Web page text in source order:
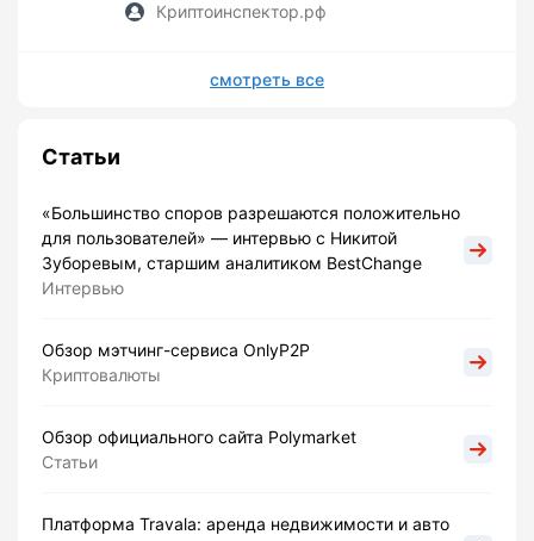
Криптоинспектор.рф
смотреть все
Статьи
«Большинство споров разрешаются положительно
для пользователей» — интервью с Никитой
Зуборевым, старшим аналитиком BestChange
Интервью
Обзор мэтчинг-сервиса OnlyP2P
Криптовалюты
Обзор официального сайта Polymarket
Статьи
Платформа Travala: аренда недвижимости и авто